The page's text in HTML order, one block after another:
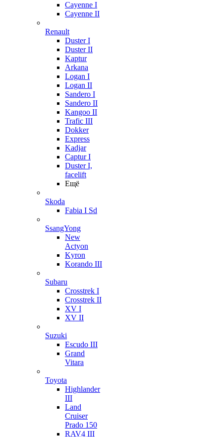
Cayenne I
Cayenne II
Renault
Duster I
Duster II
Kaptur
Arkana
Logan I
Logan II
Sandero I
Sandero II
Kangoo II
Trafic III
Dokker
Express
Kadjar
Captur I
Duster I,
facelift
Ещё
Skoda
Fabia I Sd
SsangYong
New
Actyon
Kyron
Korando III
Subaru
Crosstrek I
Crosstrek II
XV I
XV II
Suzuki
Escudo III
Grand
Vitara
Toyota
Highlander
III
Land
Cruiser
Prado 150
RAV4 III